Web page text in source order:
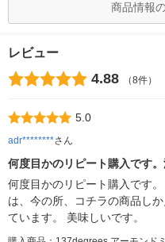
商品情報
レビュー
4.88 （8件）
5.0
adr********さん
何度目かのリピート購入です
何度目かのリピート購入です
は、今の所、コチラの商品し
ています。 美味しいです。